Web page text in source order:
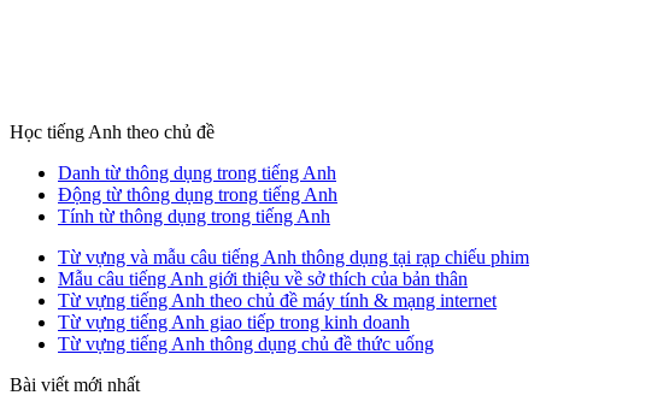
Học tiếng Anh theo chủ đề
Danh từ thông dụng trong tiếng Anh
Động từ thông dụng trong tiếng Anh
Tính từ thông dụng trong tiếng Anh
Từ vựng và mẫu câu tiếng Anh thông dụng tại rạp chiếu phim
Mẫu câu tiếng Anh giới thiệu về sở thích của bản thân
Từ vựng tiếng Anh theo chủ đề máy tính & mạng internet
Từ vựng tiếng Anh giao tiếp trong kinh doanh
Từ vựng tiếng Anh thông dụng chủ đề thức uống
Bài viết mới nhất